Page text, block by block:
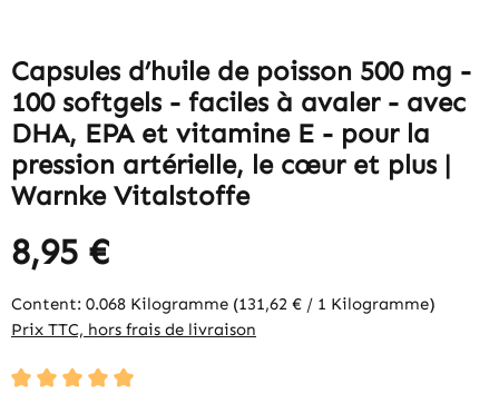
Capsules d’huile de poisson 500 mg -
100 softgels - faciles à avaler - avec
DHA, EPA et vitamine E - pour la
pression artérielle, le cœur et plus |
Warnke Vitalstoffe
8,95 €
Content: 0.068 Kilogramme (131,62 € / 1 Kilogramme)
Prix TTC, hors frais de livraison